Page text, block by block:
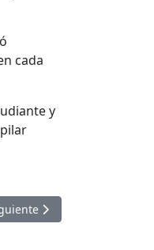
cada
y
Y ESTATAL
siguiente: EL RECTOR